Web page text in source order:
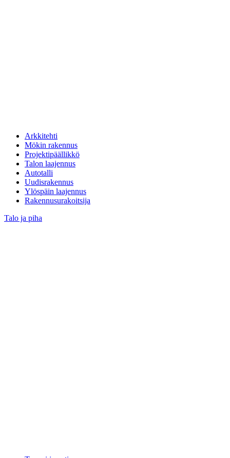
Arkkitehti
Mökin rakennus
Projektipäällikkö
Talon laajennus
Autotalli
Uudisrakennus
Ylöspäin laajennus
Rakennusurakoitsija
Talo ja piha